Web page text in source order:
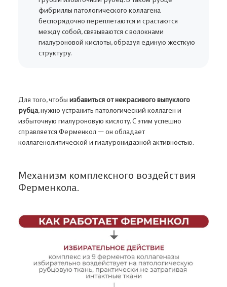
фибриллы патологического коллагена
беспорядочно переплетаются и срастаются
между собой, связываются с волокнами
гиалуроновой кислоты, образуя единую жесткую
структуру.
Для того, чтобы избавиться от некрасивого выпуклого
рубца, нужно устранить патологический коллаген и
избыточную гиалуроновую кислоту. С этим успешно
справляется Ферменкол — он обладает
коллагенолитической и гиалуронидазной активностью.
Механизм комплексного воздействия
Ферменкола.